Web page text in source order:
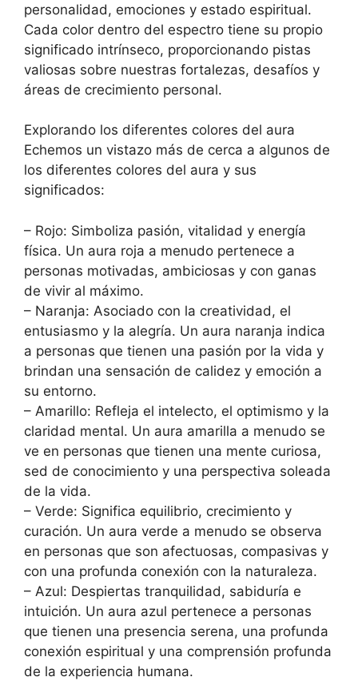
personalidad, emociones y estado espiritual.
Cada color dentro del espectro tiene su propio
significado intrínseco, proporcionando pistas
valiosas sobre nuestras fortalezas, desafíos y
áreas de crecimiento personal.
Explorando los diferentes colores del aura
Echemos un vistazo más de cerca a algunos de
los diferentes colores del aura y sus
significados:
– Rojo: Simboliza pasión, vitalidad y energía
física. Un aura roja a menudo pertenece a
personas motivadas, ambiciosas y con ganas
de vivir al máximo.
– Naranja: Asociado con la creatividad, el
entusiasmo y la alegría. Un aura naranja indica
a personas que tienen una pasión por la vida y
brindan una sensación de calidez y emoción a
su entorno.
– Amarillo: Refleja el intelecto, el optimismo y la
claridad mental. Un aura amarilla a menudo se
ve en personas que tienen una mente curiosa,
sed de conocimiento y una perspectiva soleada
de la vida.
– Verde: Significa equilibrio, crecimiento y
curación. Un aura verde a menudo se observa
en personas que son afectuosas, compasivas y
con una profunda conexión con la naturaleza.
– Azul: Despiertas tranquilidad, sabiduría e
intuición. Un aura azul pertenece a personas
que tienen una presencia serena, una profunda
conexión espiritual y una comprensión profunda
de la experiencia humana.